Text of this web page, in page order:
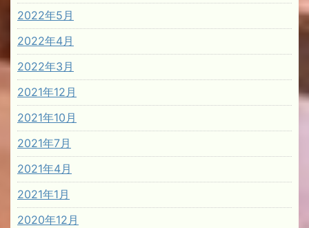
2022年5月
2022年4月
2022年3月
2021年12月
2021年10月
2021年7月
2021年4月
2021年1月
2020年12月